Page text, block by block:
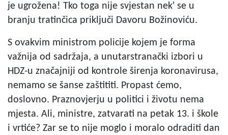
je ugrožena! Tko toga nije svjestan nek' se u
branju tratinčica priključi Davoru Božinoviću.
S ovakvim ministrom policije kojem je forma
važnija od sadržaja, a unutarstranački izbori u
HDZ-u značajniji od kontrole širenja koronavirusa,
nemamo se šanse zaštititi. Propast ćemo,
doslovno. Praznovjerju u politici i životu nema
mjesta. Ali, ministre, zatvarati na petak 13. i škole
i vrtiće? Zar se to nije moglo i moralo odraditi dan